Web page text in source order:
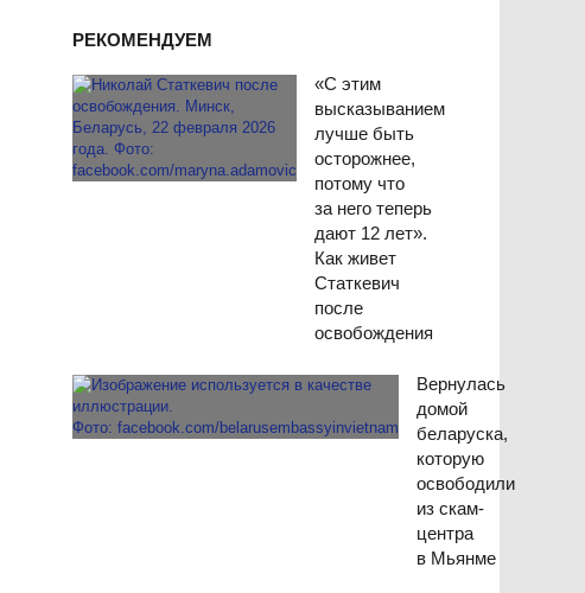
РЕКОМЕНДУЕМ
«С этим
высказыванием
лучше быть
осторожнее,
потому что
за него теперь
дают 12 лет».
Как живет
Статкевич
после
освобождения
Вернулась
домой
беларуска,
которую
освободили
из скам-
центра
в Мьянме